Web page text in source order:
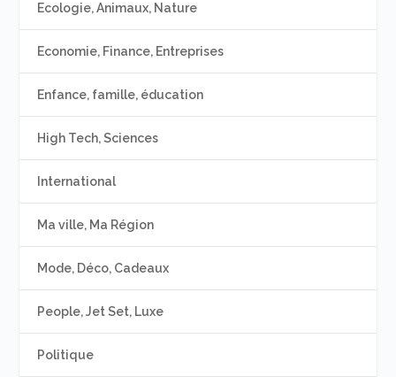
Ecologie, Animaux, Nature
Economie, Finance, Entreprises
Enfance, famille, éducation
High Tech, Sciences
International
Ma ville, Ma Région
Mode, Déco, Cadeaux
People, Jet Set, Luxe
Politique